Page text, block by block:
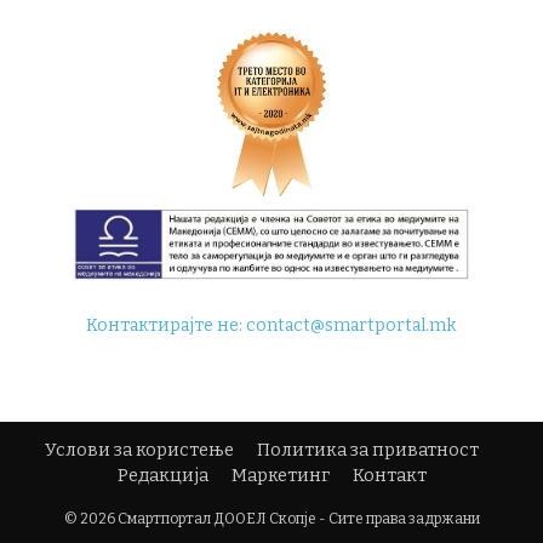
Контактирајте не:contact@smartportal.mk
Услови за користење
Политика за приватност
Редакција
Маркетинг Контакт
© 2026 Смартпортал ДООЕЛ Скопје - Сите права задржани